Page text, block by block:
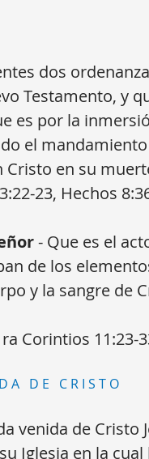
dos
Testamento, y
es por la
el
en su
23, Hechos
- Que es el
de los
y la sangre de
Corintios 11:23-
DE CRISTO
venida de Cristo
Iglesia en la